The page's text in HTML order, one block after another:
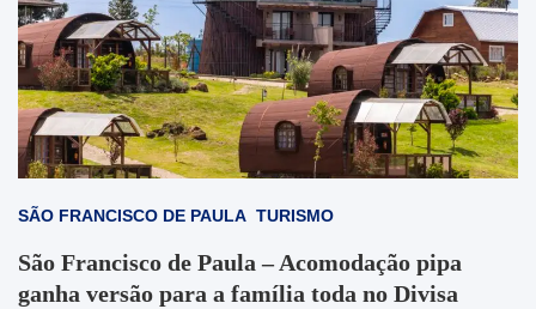
SÃO FRANCISCO DE PAULA TURISMO
São Francisco de Paula – Acomodação pipa
ganha versão para a família toda no Divisa